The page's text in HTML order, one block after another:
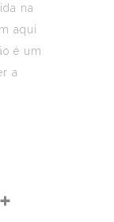
na
aqui
é um
a